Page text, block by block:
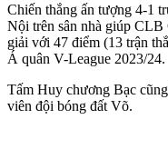
Chiến thắng ấn tượng 4-1
Nội trên sân nhà giúp
giải với 47 điểm (13 trận
Á quân V-League 2023/24.
Tấm Huy chương Bạc
viên đội bóng đất Võ.